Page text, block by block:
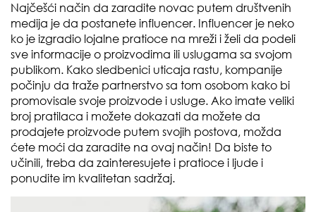
Najčešći način da zaradite novac putem društvenih
medija je da postanete influencer. Influencer je neko
ko je izgradio lojalne pratioce na mreži i želi da podeli
sve informacije o proizvodima ili uslugama sa svojom
publikom. Kako sledbenici uticaja rastu, kompanije
počinju da traže partnerstvo sa tom osobom kako bi
promovisale svoje proizvode i usluge. Ako imate veliki
broj pratilaca i možete dokazati da možete da
prodajete proizvode putem svojih postova, možda
ćete moći da zaradite na ovaj način! Da biste to
učinili, treba da zainteresujete i pratioce i ljude i
ponudite im kvalitetan sadržaj.